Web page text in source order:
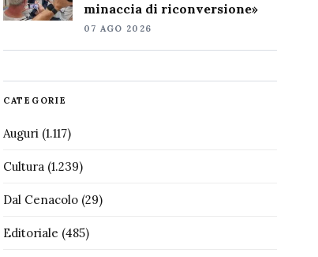
minaccia di riconversione»
07 AGO 2026
CATEGORIE
Auguri(1.117)
Cultura(1.239)
Dal Cenacolo(29)
Editoriale (485)